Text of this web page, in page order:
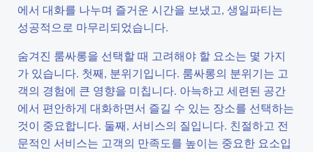
에서 대화를 나누며 즐거운 시간을 보냈고, 생일파티는
성공적으로 마무리되었습니다.
숨겨진 룸싸롱을 선택할 때 고려해야 할 요소는 몇 가지
가 있습니다. 첫째, 분위기입니다. 룸싸롱의 분위기는 고
객의 경험에 큰 영향을 미칩니다. 아늑하고 세련된 공간
에서 편안하게 대화하면서 즐길 수 있는 장소를 선택하는
것이 중요합니다. 둘째, 서비스의 질입니다. 친절하고 전
문적인 서비스는 고객의 만족도를 높이는 중요한 요소입